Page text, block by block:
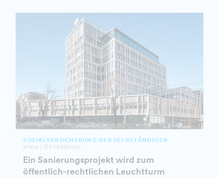
SOZIALVERSICHERUNG DER SELBSTÄNDIGEN
WIEN | ÖSTERREICH
Ein Sanierungsprojekt wird zum
öffentlich-rechtlichen Leuchtturm